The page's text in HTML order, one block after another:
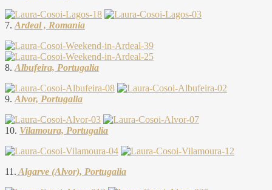
7. Ardeal , Romania
8. Albufeira, Portugalia
9. Alvor, Portugalia
10. Vilamoura, Portugalia
11. Algarve (Alvor), Portugalia